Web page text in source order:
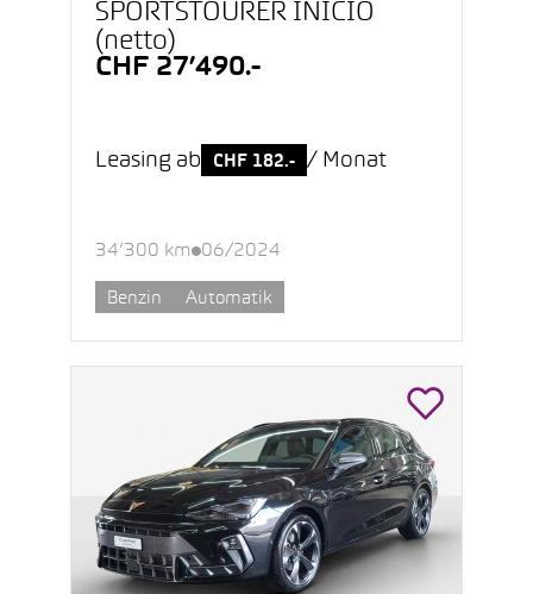
SPORTSTOURER INICIO
(netto)
CHF 27’490.-
Leasing ab CHF 182.- / Monat
34’300 km 06/2024
Benzin Automatik